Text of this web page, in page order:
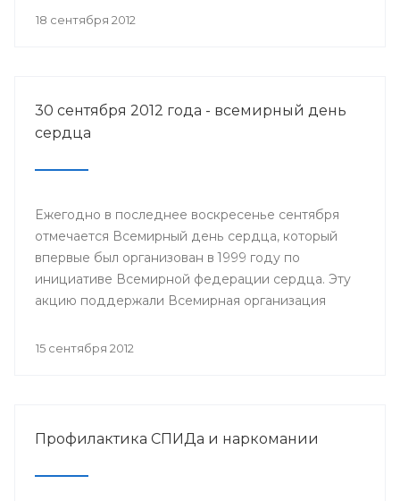
самоуправления, представители международных
18 сентября 2012
30 сентября 2012 года - всемирный день
сердца
Ежегодно в последнее воскресенье сентября
отмечается Всемирный день сердца, который
впервые был организован в 1999 году по
инициативе Всемирной федерации сердца. Эту
акцию поддержали Всемирная организация
организации.
15 сентября 2012
Профилактика СПИДа и наркомании